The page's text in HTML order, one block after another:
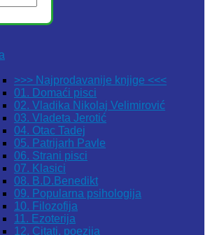
>>> Najprodavanije knjige <<<
01. Domaći pisci
02. Vladika Nikolaj Velimirović
03. Vladeta Jerotić
04. Otac Tadej
05. Patrijarh Pavle
06. Strani pisci
07. Klasici
08. B.D.Benedikt
09. Popularna psihologija
10. Filozofija
11. Ezoterija
12. Citati, poezija